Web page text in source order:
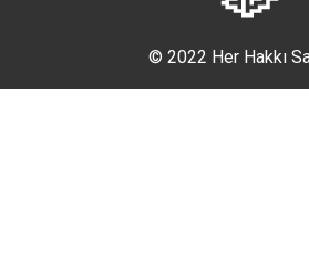
© 2022 Her Hakkı